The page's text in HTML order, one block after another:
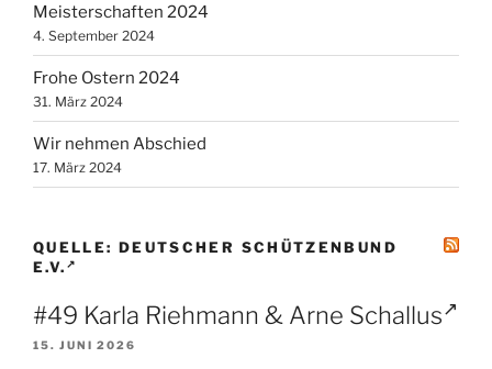
Meisterschaften 2024
4. September 2024
Frohe Ostern 2024
31. März 2024
Wir nehmen Abschied
17. März 2024
QUELLE: DEUTSCHER SCHÜTZENBUND
E.V.
#49 Karla Riehmann & Arne Schallus
15. JUNI 2026